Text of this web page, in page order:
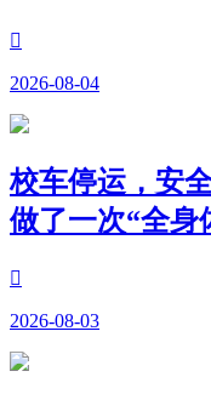

2026-08-04
校车停运，安
做了一次“全身

2026-08-03